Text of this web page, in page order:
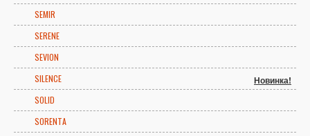
SEMIR
SERENE
SEVION
SILENCE
Новинка!
SOLID
SORENTA